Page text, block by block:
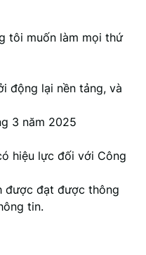
tôi muốn làm mọi thứ
động lại nền tảng, và
3 năm 2025
hiệu lực đối với Công
được đạt được thông
tin.